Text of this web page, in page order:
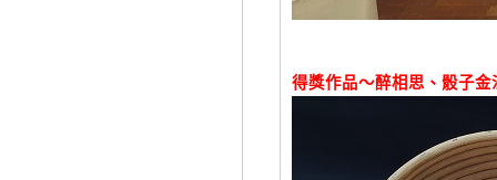
得獎作品～醉相思、骰子金